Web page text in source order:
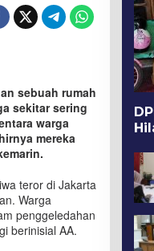
sebuah rumah
sekitar sering
warga
mereka
teror di Jakarta
Warga
penggeledahan
berinisial AA.